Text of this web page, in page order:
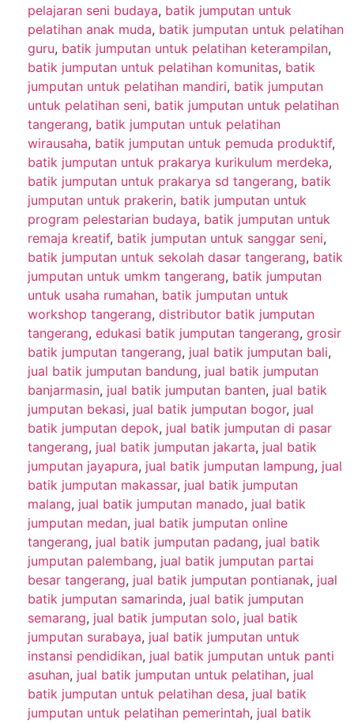
pelajaran seni budaya, batik jumputan untuk
pelatihan anak muda, batik jumputan untuk pelatihan
guru, batik jumputan untuk pelatihan keterampilan,
batik jumputan untuk pelatihan komunitas, batik
jumputan untuk pelatihan mandiri, batik jumputan
untuk pelatihan seni, batik jumputan untuk pelatihan
tangerang, batik jumputan untuk pelatihan
wirausaha, batik jumputan untuk pemuda produktif,
batik jumputan untuk prakarya kurikulum merdeka,
batik jumputan untuk prakarya sd tangerang, batik
jumputan untuk prakerin, batik jumputan untuk
program pelestarian budaya, batik jumputan untuk
remaja kreatif, batik jumputan untuk sanggar seni,
batik jumputan untuk sekolah dasar tangerang, batik
jumputan untuk umkm tangerang, batik jumputan
untuk usaha rumahan, batik jumputan untuk
workshop tangerang, distributor batik jumputan
tangerang, edukasi batik jumputan tangerang, grosir
batik jumputan tangerang, jual batik jumputan bali,
jual batik jumputan bandung, jual batik jumputan
banjarmasin, jual batik jumputan banten, jual batik
jumputan bekasi, jual batik jumputan bogor, jual
batik jumputan depok, jual batik jumputan di pasar
tangerang, jual batik jumputan jakarta, jual batik
jumputan jayapura, jual batik jumputan lampung, jual
batik jumputan makassar, jual batik jumputan
malang, jual batik jumputan manado, jual batik
jumputan medan, jual batik jumputan online
tangerang, jual batik jumputan padang, jual batik
jumputan palembang, jual batik jumputan partai
besar tangerang, jual batik jumputan pontianak, jual
batik jumputan samarinda, jual batik jumputan
semarang, jual batik jumputan solo, jual batik
jumputan surabaya, jual batik jumputan untuk
instansi pendidikan, jual batik jumputan untuk panti
asuhan, jual batik jumputan untuk pelatihan, jual
batik jumputan untuk pelatihan desa, jual batik
jumputan untuk pelatihan pemerintah, jual batik